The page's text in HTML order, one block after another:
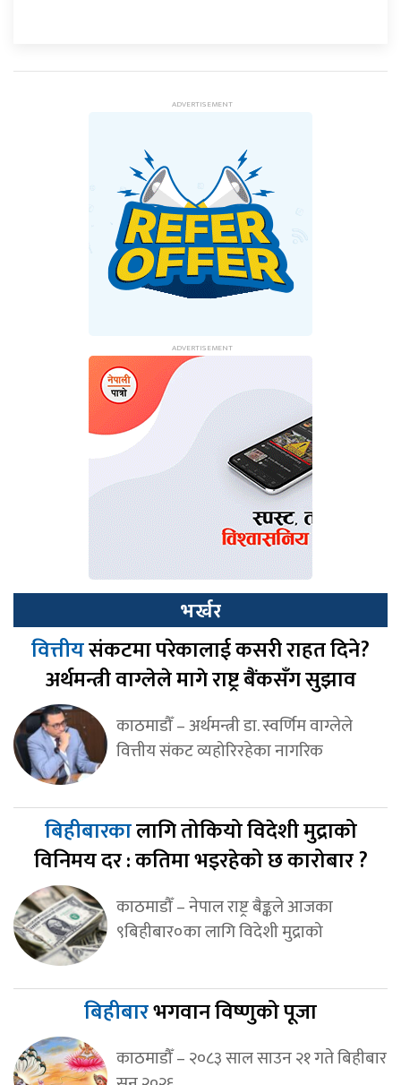
भर्खर
वित्तीयसंकटमा परेकालाई कसरी राहत दिने?
अर्थमन्त्री वाग्लेले मागे राष्ट्र बैंकसँग सुझाव
काठमाडौँ – अर्थमन्त्री डा. स्वर्णिम वाग्लेले
वित्तीय संकट व्यहोरिरहेका नागरिक
बिहीबारकालागि तोकियो विदेशी मुद्राको
विनिमय दर : कतिमा भइरहेको छ कारोबार ?
काठमाडौँ – नेपाल राष्ट्र बैङ्कले आजका
९बिहीबार०का लागि विदेशी मुद्राको
बिहीबारभगवान विष्णुको पूजा
काठमाडौँ – २०८३ साल साउन २१ गते बिहीबार